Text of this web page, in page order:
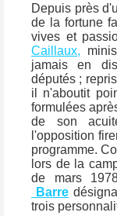
Depuis près
de la fortune
vives et
Caillaux,
jamais en
députés ;
il n'aboutit
formulées
de son
l'opposition
programme.
lors de la
de mars
Barre
trois